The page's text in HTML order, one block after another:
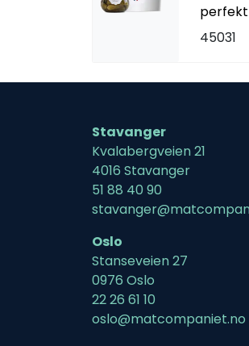
perfekt
45031
Stavanger
Kvalabergveien 21
4016 Stavanger
51 88 40 90
Oslo
Stanseveien 27
0976 Oslo
22 26 61 10
oslo@matcompaniet.no